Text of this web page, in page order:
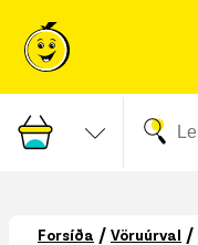
Forsíða / Vöruúrval /